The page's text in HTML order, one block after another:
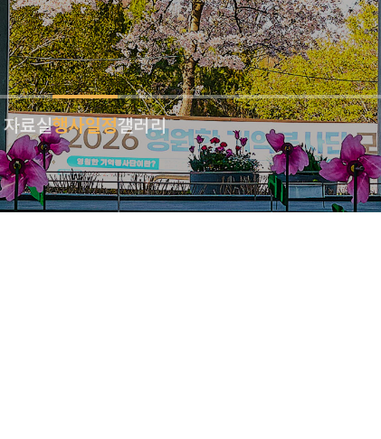
료실행사일정갤러리